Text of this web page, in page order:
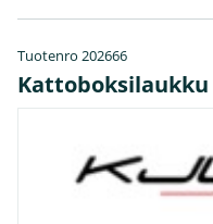
Tuotenro 202666
Kattoboksilaukku